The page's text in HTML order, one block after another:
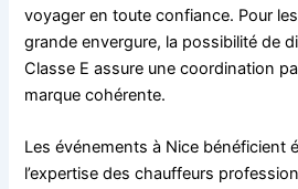
voyager en toute confiance. Pour
grande envergure, la possibilité de
Classe E assure une coordination
marque cohérente.
Les événements à Nice bénéficient
l’expertise des chauffeurs